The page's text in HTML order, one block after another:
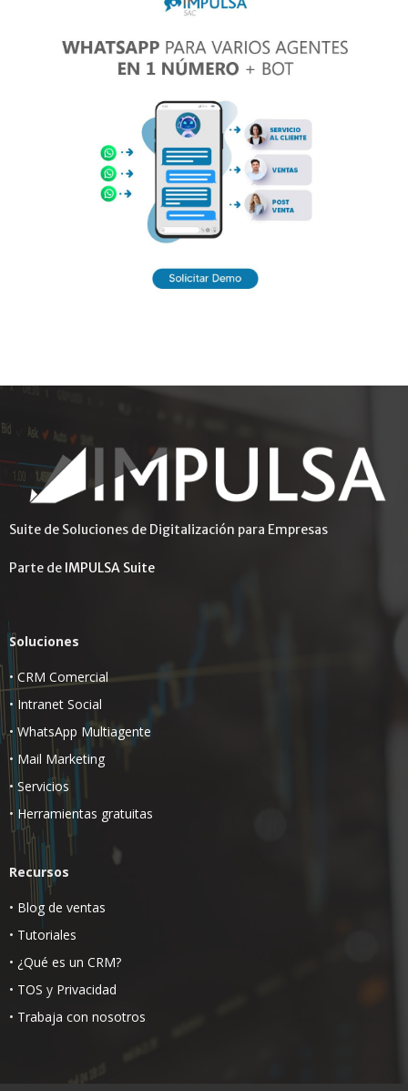
Suite de Soluciones de Digitalización para Empresas
Parte de IMPULSA Suite
Soluciones
•CRM Comercial
• Intranet Social
• WhatsApp Multiagente
• Mail Marketing
• Servicios
• Herramientas gratuitas
Recursos
• Blog de ventas
• Tutoriales
• ¿Qué es un CRM?
• TOS y Privacidad
• Trabaja con nosotros